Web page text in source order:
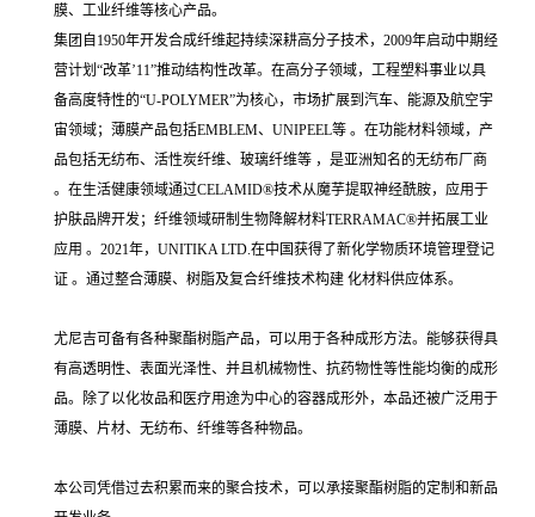
膜、工业纤维等核心产品。
集团自1950年开发合成纤维起持续深耕高分子技术，2009年启动中期经
营计划“改革’11”推动结构性改革。在高分子领域，工程塑料事业以具
备高度特性的“U-POLYMER”为核心，市场扩展到汽车、能源及航空宇
宙领域；薄膜产品包括EMBLEM、UNIPEEL等 。在功能材料领域，产
品包括无纺布、活性炭纤维、玻璃纤维等 ，是亚洲知名的无纺布厂商
。在生活健康领域通过CELAMID®技术从魔芋提取神经酰胺，应用于
护肤品牌开发；纤维领域研制生物降解材料TERRAMAC®并拓展工业
应用 。2021年，UNITIKA LTD.在中国获得了新化学物质环境管理登记
证 。通过整合薄膜、树脂及复合纤维技术构建 化材料供应体系。
尤尼吉可备有各种聚酯树脂产品，可以用于各种成形方法。能够获得具
有高透明性、表面光泽性、并且机械物性、抗药物性等性能均衡的成形
品。除了以化妆品和医疗用途为中心的容器成形外，本品还被广泛用于
薄膜、片材、无纺布、纤维等各种物品。
本公司凭借过去积累而来的聚合技术，可以承接聚酯树脂的定制和新品